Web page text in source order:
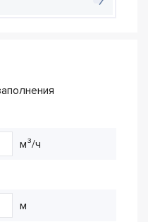
м³/ч
м